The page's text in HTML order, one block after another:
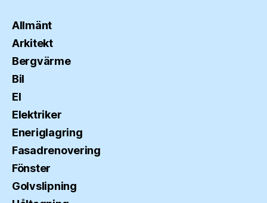
Allmänt
Arkitekt
Bergvärme
Bil
El
Elektriker
Eneriglagring
Fasadrenovering
Fönster
Golvslipning